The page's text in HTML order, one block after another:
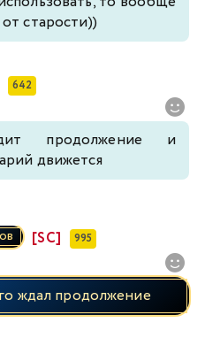
старости))
642
продолжение и
движется
[SC] 995
ждал продолжение